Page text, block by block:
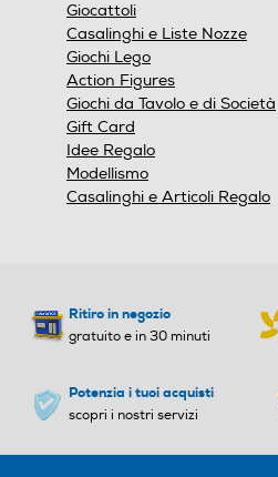
Giocattoli
Casalinghi e Liste Nozze
Giochi Lego
Action Figures
Giochi da Tavolo e di Società
Gift Card
Idee Regalo
Modellismo
Casalinghi e Articoli Regalo
Ritiro in negozio
gratuito e in 30 minuti
Potenzia i tuoi acquisti
scopri i nostri servizi